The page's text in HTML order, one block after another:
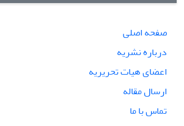
صفحه اصلی
درباره نشریه
اعضای هیات تحریریه
ارسال مقاله
تماس با ما